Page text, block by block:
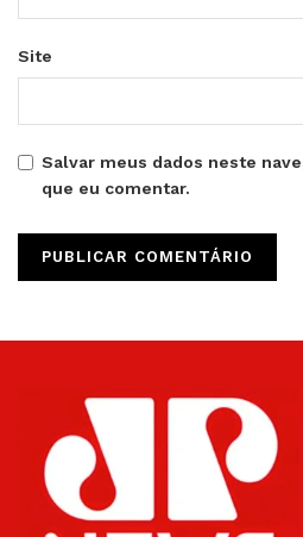
Site
Salvar meus dados neste
que eu comentar.